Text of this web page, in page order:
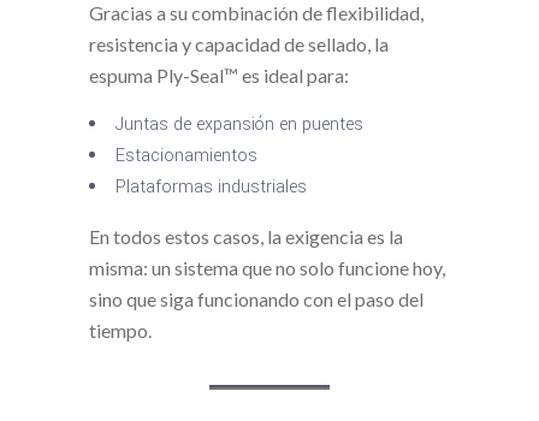
Gracias a su combinación de flexibilidad,
resistencia y capacidad de sellado, la
espuma Ply-Seal™ es ideal para:
Juntas de expansión en puentes
Estacionamientos
Plataformas industriales
En todos estos casos, la exigencia es la
misma: un sistema que no solo funcione hoy,
sino que siga funcionando con el paso del
tiempo.